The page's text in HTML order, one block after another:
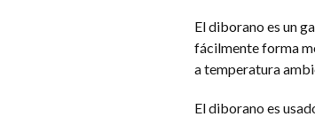
El diborano es un
fácilmente forma
a temperatura
El diborano es